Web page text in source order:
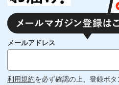
メールアドレス
利用規約を必ず確認の上、登録ボタ